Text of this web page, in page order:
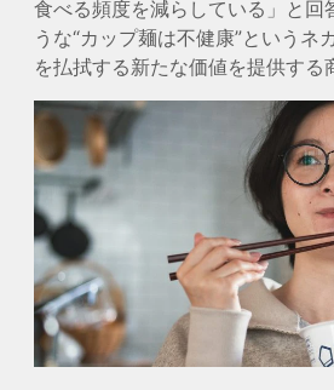
食べる頻度を減らしている」と回
うな“カップ麺は不健康”というネ
を払拭する新たな価値を提供する